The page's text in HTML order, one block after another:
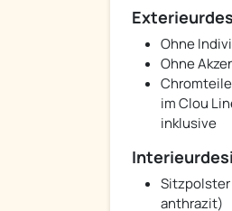
Ohne
Ohne
im Clou
inklusive
Sitzpolster
anthrazit)